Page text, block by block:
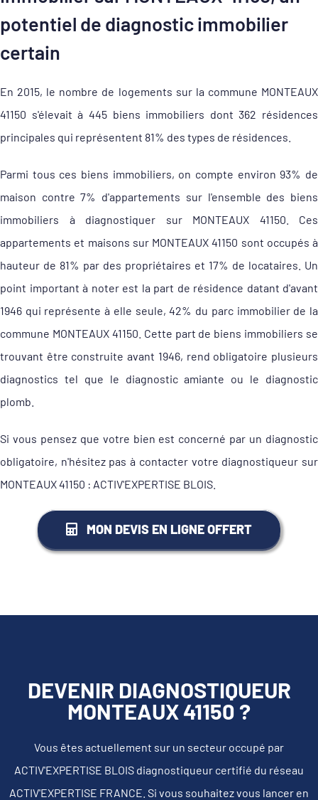
potentiel de diagnostic immobilier
certain
En 2015, le nombre de logements sur la commune MONTEAUX
41150 s'élevait à 445 biens immobiliers dont 362 résidences
principales qui représentent 81% des types de résidences.
Parmi tous ces biens immobiliers, on compte environ 93% de
maison contre 7% d'appartements sur l'ensemble des biens
immobiliers à diagnostiquer sur MONTEAUX 41150. Ces
appartements et maisons sur MONTEAUX 41150 sont occupés à
hauteur de 81% par des propriétaires et 17% de locataires. Un
point important à noter est la part de résidence datant d'avant
1946 qui représente à elle seule, 42% du parc immobilier de la
commune MONTEAUX 41150. Cette part de biens immobiliers se
trouvant être construite avant 1946, rend obligatoire plusieurs
diagnostics tel que le diagnostic amiante ou le diagnostic
plomb.
Si vous pensez que votre bien est concerné par un diagnostic
obligatoire, n'hésitez pas à contacter votre diagnostiqueur sur
MONTEAUX 41150 : ACTIV'EXPERTISE BLOIS.
MON DEVIS EN LIGNE OFFERT
DEVENIR DIAGNOSTIQUEUR
MONTEAUX 41150 ?
Vous êtes actuellement sur un secteur occupé par
ACTIV'EXPERTISE BLOIS diagnostiqueur certifié du réseau
ACTIV'EXPERTISE FRANCE. Si vous souhaitez vous lancer en